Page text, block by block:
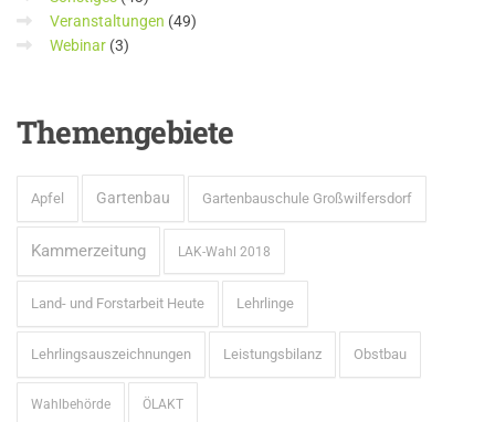
Veranstaltungen (49)
Webinar (3)
Themengebiete
Apfel Gartenbau Gartenbauschule Großwilfersdorf
Kammerzeitung LAK-Wahl 2018
Land- und Forstarbeit Heute Lehrlinge
Lehrlingsauszeichnungen Leistungsbilanz Obstbau
Wahlbehörde ÖLAKT